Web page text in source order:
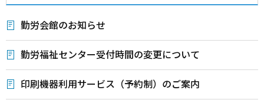
勤労会館のお知らせ
勤労福祉センター受付時間の変更について
印刷機器利用サービス（予約制）のご案内